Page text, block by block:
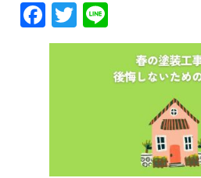
Fa
ce
T
wi ne